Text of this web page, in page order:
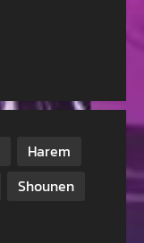
Harem
Shounen